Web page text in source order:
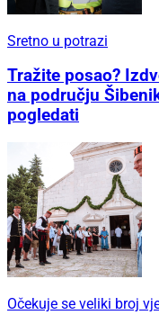
Sretno u potrazi
Tražite posao?
na području
pogledati
Očekuje se veliki broj